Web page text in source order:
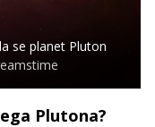
se planet Pluton
Plutona?